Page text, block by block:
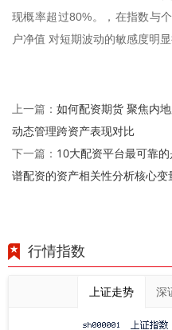
现概率超过80%。，在指数与
户净值 对短期波动的敏感度明
上一篇： 如何配资期货 聚焦内
动态管理跨资产表现对比
下一篇： 10大配资平台最可靠
谱配资的资产相关性分析核心变
行情指数
上证走势 深